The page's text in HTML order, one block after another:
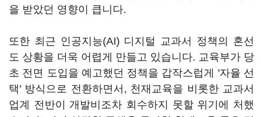
을 받았던 영향이 큽니다.
또한 최근 인공지능(AI) 디지털 교과서 정책의 혼선
도 상황을 더욱 어렵게 만들고 있습니다. 교육부가 당
초 전면 도입을 예고했던 정책을 갑작스럽게 '자율 선
택' 방식으로 전환하면서, 천재교육을 비롯한 교과서
업계 전반이 개발비조차 회수하지 못할 위기에 처했